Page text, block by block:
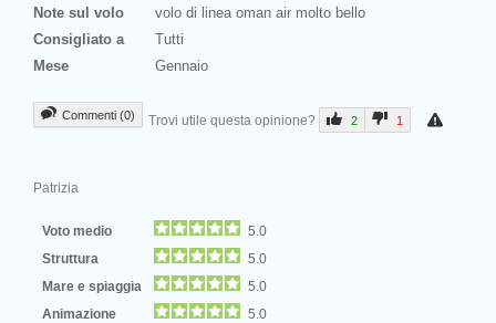
Note sul volo
volo di linea oman air molto bello
Consigliato a
Tutti
Mese
Gennaio
Commenti (0) Trovi utile questa opinione? 2 1
Patrizia
Voto medio
5.0
Struttura
5.0
Mare e spiaggia
5.0
Animazione
5.0